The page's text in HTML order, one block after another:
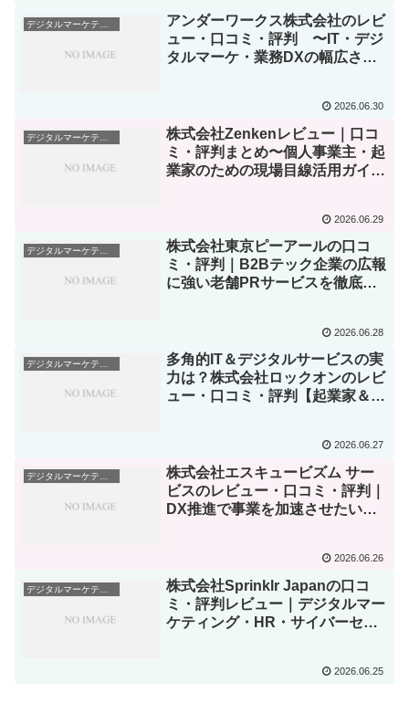
デジタルマーケティング・Web集客
アンダーワークス株式会社のレビ
ュー・口コミ・評判 〜IT・デジ
タルマーケ・業務DXの幅広さ、
2026.06.30
株式会社Zenkenレビュー｜口コ
ミ・評判まとめ〜個人事業主・起
業家のための現場目線活用ガイ
2026.06.29
株式会社東京ピーアールの口コ
ミ・評判｜B2Bテック企業の広報
に強い老舗PRサービスを徹底レ
2026.06.28
多角的IT＆デジタルサービスの実
力は？株式会社ロックオンのレビ
ュー・口コミ・評判【起業家＆実
2026.06.27
デジタルマーケティング・Web集客
株式会社エスキュービズム サー
ビスのレビュー・口コミ・評判｜
DX推進で事業を加速させたい個
2026.06.26
株式会社Sprinklr Japanの口コ
ミ・評判レビュー｜デジタルマー
ケティング・HR・サイバーセキ
2026.06.25